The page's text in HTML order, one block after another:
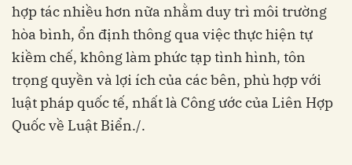
hợp tác nhiều hơn nữa nhằm duy trì môi trường
hòa bình, ổn định thông qua việc thực hiện tự
kiềm chế, không làm phức tạp tình hình, tôn
trọng quyền và lợi ích của các bên, phù hợp với
luật pháp quốc tế, nhất là Công ước của Liên Hợp
Quốc về Luật Biển./.